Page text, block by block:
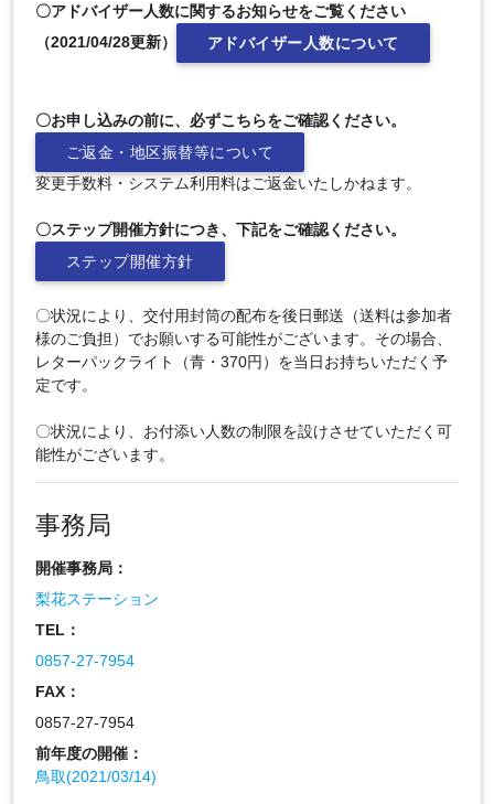
〇アドバイザー人数に関するお知らせをご覧ください
（2021/04/28更新）
アドバイザー人数について
〇お申し込みの前に、必ずこちらをご確認ください。
ご返金・地区振替等について
変更手数料・システム利用料はご返金いたしかねます。
〇ステップ開催方針につき、下記をご確認ください。
ステップ開催方針
〇状況により、交付用封筒の配布を後日郵送（送料は参加者
様のご負担）でお願いする可能性がございます。その場合、
レターパックライト（青・370円）を当日お持ちいただく予
定です。
〇状況により、お付添い人数の制限を設けさせていただく可
能性がございます。
事務局
開催事務局：
梨花ステーション
TEL：
0857-27-7954
FAX：
0857-27-7954
前年度の開催：
鳥取(2021/03/14)